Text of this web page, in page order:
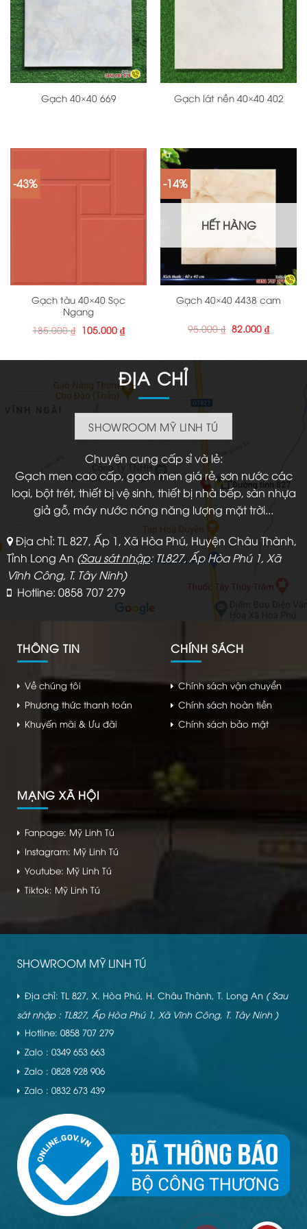
Gạch 40×40 669 Gạch lát nền 40×40 402
-43%
Gạch tàu 40×40 Sọc
Ngang
185.000₫ Giá
gốc
105.000 ₫Giá
hiện
105.000 ₫.
-14%
HẾT HÀNG
Gạch 40×40 4438 cam
95.000₫ Giá
gốc
82.000 ₫Giá
hiện
82.000
ĐỊA CHỈ
SHOWROOM MỸ LINH TÚ
Chuyên cung cấp sỉ và lẻ:
Gạch men cao cấp, gạch men giá rẻ, sơn nước các
loại, bột trét, thiết bị vệ sinh, thiết bị nhà bếp, sàn nhựa
giả gỗ, máy nước nóng năng lượng mặt trời...
Địa chỉ: TL 827, Ấp 1, Xã Hòa Phú, Huyện Châu Thành,
Tỉnh Long An (Sau sát nhập: TL827, Ấp Hòa Phú 1, Xã
Vĩnh Công, T. Tây Ninh)
Hotline: 0858 707 279
THÔNG TIN
Về chúng tôi
Phương thức thanh toán
Khuyến mãi & Ưu đãi
CHÍNH SÁCH
Chính sách vận chuyển
Chính sách hoàn tiền
Chính sách bảo mật
MẠNG XÃ HỘI
Fanpage: Mỹ Linh Tú
Instagram: Mỹ Linh Tú
Youtube: Mỹ Linh Tú
Tiktok: Mỹ Linh Tú
SHOWROOM MỸ LINH TÚ
Địa chỉ: TL 827, X. Hòa Phú, H. Châu Thành, T. Long An ( Sau
sát nhập : TL827, Ấp Hòa Phú 1, Xã Vĩnh Công, T. Tây Ninh )
Hotline: 0858 707 279
Zalo : 0349 653 663
Zalo : 0828 928 906
Zalo : 0832 673 439